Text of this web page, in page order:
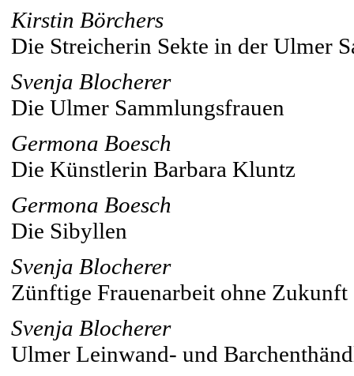
Kirstin Börchers
Die Streicherin Sekte in der Ulmer
Svenja Blocherer
Die Ulmer Sammlungsfrauen
Germona Boesch
Die Künstlerin Barbara Kluntz
Germona Boesch
Die Sibyllen
Svenja Blocherer
Zünftige Frauenarbeit ohne Zukunft
Svenja Blocherer
Ulmer Leinwand- und